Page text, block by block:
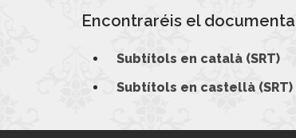
Encontraréis el
Subtítols en català (SRT)
Subtítols en castellà (SRT)